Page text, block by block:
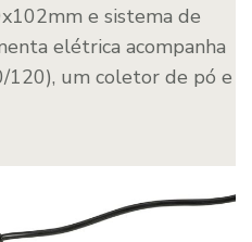
e sistema de
elétrica acompanha
120), um coletor de pó e